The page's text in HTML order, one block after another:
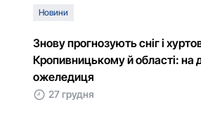
Новини
Знову прогнозують сніг і
Кропивницькому й області: на
ожеледиця
27 грудня